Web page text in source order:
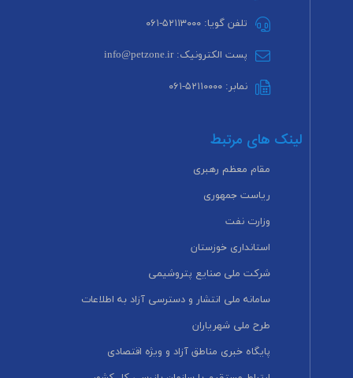
تلفن گویا: ۵۲۱۱۳۰۰۰-۰۶۱
پست الکترونیک: info@petzone.ir
نمابر: ۵۲۱۱۰۰۰۰-۰۶۱
لینک های مرتبط
مقام معظم رهبری
ریاست جمهوری
وزارت نفت
استانداری خوزستان
شرکت ملی صنایع پتروشیمی
سامانه ملی انتشار و دسترسی آزاد به اطلاعات
طرح ملی شهریاران
پایگاه خبری مناطق آزاد و ویژه اقتصادی